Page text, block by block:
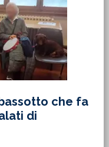
che fa
di